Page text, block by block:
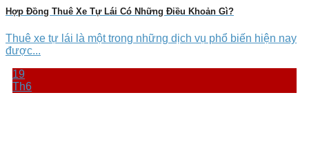
Hợp Đồng Thuê Xe Tự Lái Có Những Điều Khoản Gì?
Thuê xe tự lái là một trong những dịch vụ phổ biến hiện nay
được...
19
Th6